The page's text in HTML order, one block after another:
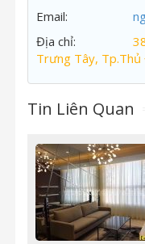
Email:
Địa chỉ:
Trưng Tây, Tp.Thủ
Tin Liên Quan